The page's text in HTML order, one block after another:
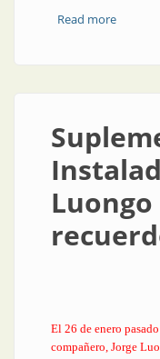
Read moreabout
El 26 de enero
compañero, Jorge